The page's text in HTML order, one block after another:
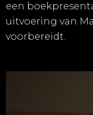
een
uitvoering van
voorbereidt.